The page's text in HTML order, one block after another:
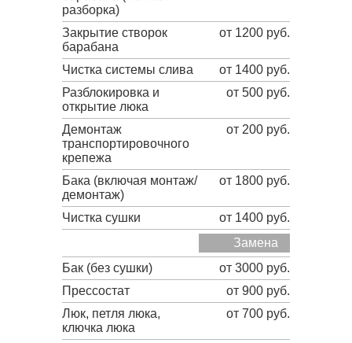
разборка)
Закрытие створок
барабана
от 1200 руб.
Чистка системы слива
от 1400 руб.
Разблокировка и
открытие люка
от 500 руб.
Демонтаж
транспортировочного
крепежа
от 200 руб.
Бака (включая монтаж/
демонтаж)
от 1800 руб.
Чистка сушки
от 1400 руб.
Замена
Бак (без сушки)
от 3000 руб.
Прессостат
от 900 руб.
Люк, петля люка,
ключка люка
от 700 руб.